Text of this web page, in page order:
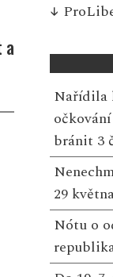
Za
60 tisíc Kč
27 ČERVNA,
Shrnutí:
Atlas
hledá
práce s
tematikou
↓
Nařídila
bránit 3
29
Nótu o